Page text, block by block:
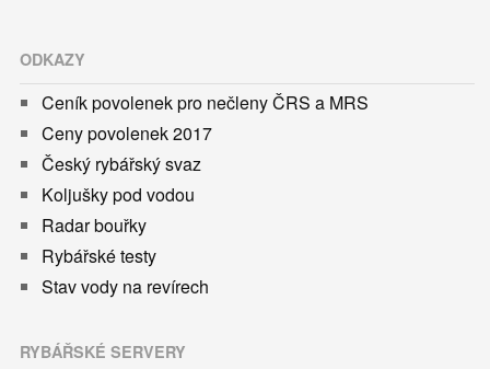
ODKAZY
Ceník povolenek pro nečleny ČRS a MRS
Ceny povolenek 2017
Český rybářský svaz
Koljušky pod vodou
Radar bouřky
Rybářské testy
Stav vody na revírech
RYBÁŘSKÉ SERVERY